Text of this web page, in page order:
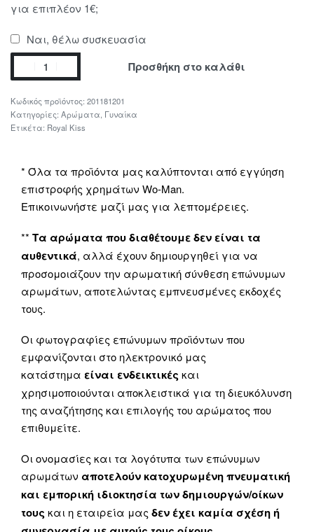
για επιπλέον 1€;
Ναι, θέλω συσκευασία
Προσθήκη στο καλάθι
201181201
Κατηγορίες: Αρώματα, Γυναίκα
Ετικέτα: Royal Kiss
* Όλα τα προϊόντα μας καλύπτονται από εγγύηση
επιστροφής χρημάτων Wo-Man.
Επικοινωνήστε μαζί μας για λεπτομέρειες.
** Τα αρώματα που διαθέτουμε δεν είναι τα
αυθεντικά, αλλά έχουν δημιουργηθεί για να
προσομοιάζουν την αρωματική σύνθεση επώνυμων
αρωμάτων, αποτελώντας εμπνευσμένες εκδοχές
τους.
Οι φωτογραφίες επώνυμων προϊόντων που
εμφανίζονται στο ηλεκτρονικό μας
κατάστημα είναι ενδεικτικές και
χρησιμοποιούνται αποκλειστικά για τη διευκόλυνση
της αναζήτησης και επιλογής του αρώματος που
επιθυμείτε.
Οι ονομασίες και τα λογότυπα των επώνυμων
αρωμάτων αποτελούν κατοχυρωμένη πνευματική
και εμπορική ιδιοκτησία των δημιουργών/οίκων
τους και η εταιρεία μας δεν έχει καμία σχέση ή